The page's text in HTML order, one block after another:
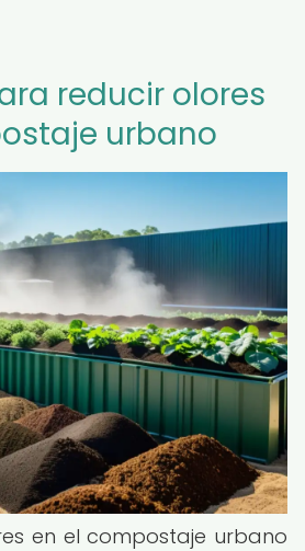
reducir olores
urbano
en el compostaje urbano